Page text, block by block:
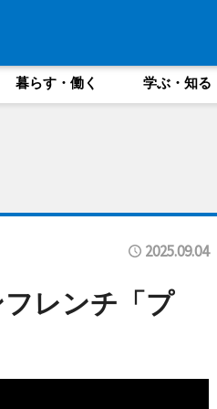
暮らす・働く 学ぶ・知る
2025.09.04
レンチ「プ